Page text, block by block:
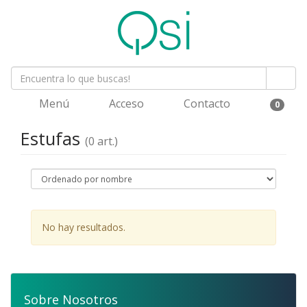
Menú Acceso Contacto 0
Estufas (0 art.)
No hay resultados.
Sobre Nosotros